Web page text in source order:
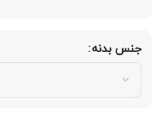
جنس بدنه